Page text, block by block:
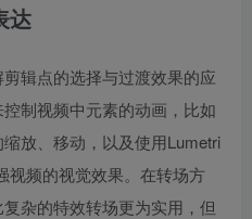
达
辑点的选择与过渡效果的应
制视频中元素的动画，比如
放、移动，以及使用Lumetri
视频的视觉效果。在转场方
杂的特效转场更为实用，但